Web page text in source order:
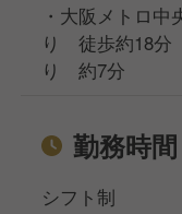
・大阪メトロ中
り 徒歩約18分
り 約7分
勤務時間
シフト制